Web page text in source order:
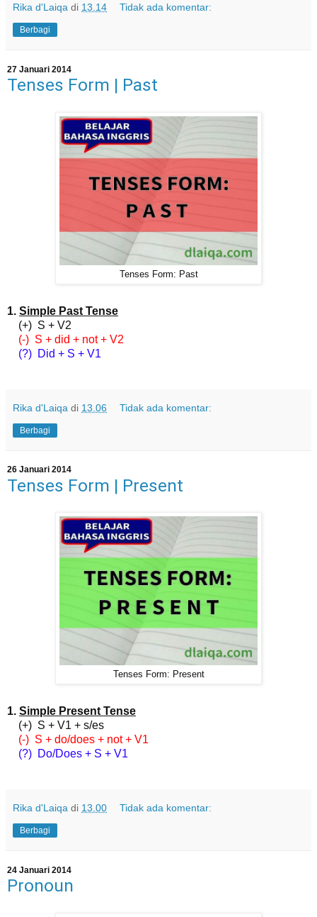
Rika d'Laiqa di 13.14 Tidak ada komentar:
Berbagi
27 Januari 2014
Tenses Form | Past
Tenses Form: Past
1. Simple Past Tense
(+) S + V2
(-) S + did + not + V2
(?) Did + S + V1
Rika d'Laiqa di 13.06 Tidak ada komentar:
Berbagi
26 Januari 2014
Tenses Form | Present
Tenses Form: Present
1. Simple Present Tense
(+) S + V1 + s/es
(-) S + do/does + not + V1
(?) Do/Does + S + V1
Rika d'Laiqa di 13.00 Tidak ada komentar:
Berbagi
24 Januari 2014
Pronoun